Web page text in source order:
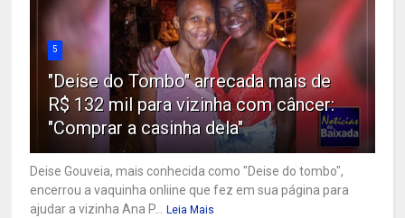
5
"Deise do Tombo" arrecada mais de
R$ 132 mil para vizinha com câncer:
"Comprar a casinha dela"
Deise Gouveia, mais conhecida como "Deise do tombo",
encerrou a vaquinha onliine que fez em sua página para
ajudar a vizinha Ana P...
Leia Mais